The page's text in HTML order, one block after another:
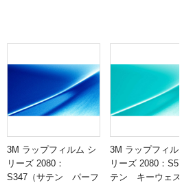
3M ラップフィルム シ
リーズ 2080：
S347（サテン パーフ
3M ラップフィルム
リーズ 2080：S57
テン キーウェス